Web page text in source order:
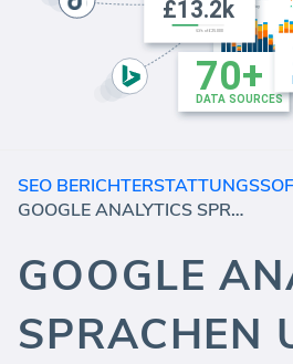
SEO
GOOGLE ANALYTICS SPRACHEN UND INTERESSEN
GOOGLE
SPRACHEN